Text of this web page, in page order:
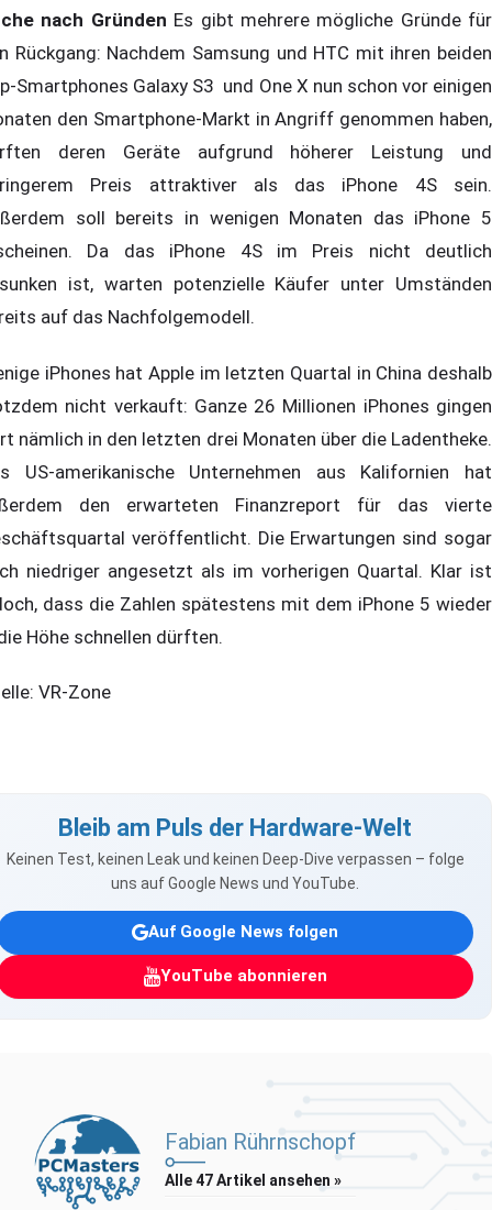
nach Gründen Es gibt mehrere mögliche Gründe für
Rückgang: Nachdem Samsung und HTC mit ihren beiden
Smartphones Galaxy S3 und One X nun schon vor einigen
den Smartphone-Markt in Angriff genommen haben,
deren Geräte aufgrund höherer Leistung und
Preis attraktiver als das iPhone 4S sein.
soll bereits in wenigen Monaten das iPhone 5
Da das iPhone 4S im Preis nicht deutlich
ist, warten potenzielle Käufer unter Umständen
auf das Nachfolgemodell.
iPhones hat Apple im letzten Quartal in China deshalb
nicht verkauft: Ganze 26 Millionen iPhones gingen
nämlich in den letzten drei Monaten über die Ladentheke.
US-amerikanische Unternehmen aus Kalifornien hat
den erwarteten Finanzreport für das vierte
veröffentlicht. Die Erwartungen sind sogar
niedriger angesetzt als im vorherigen Quartal. Klar ist
dass die Zahlen spätestens mit dem iPhone 5 wieder
Höhe schnellen dürften.
VR-Zone
Bleib am Puls der Hardware-Welt
Keinen Test, keinen Leak und keinen Deep-Dive verpassen – folge
uns auf Google News und YouTube.
Auf Google News folgen
YouTube abonnieren
Fabian Rührnschopf
Alle 47 Artikel ansehen »